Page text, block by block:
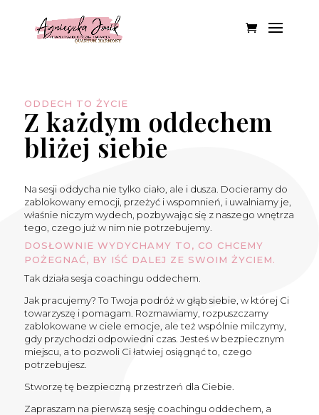
ODDECH TO ŻYCIE
Z każdym oddechem
bliżej siebie
Na sesji oddycha nie tylko ciało, ale i dusza. Docieramy do
zablokowany emocji, przeżyć i wspomnień, i uwalniamy je,
właśnie niczym wydech, pozbywając się z naszego wnętrza
tego, czego już w nim nie potrzebujemy.
DOSŁOWNIE WYDYCHAMY TO, CO CHCEMY
POŻEGNAĆ, BY IŚĆ DALEJ ZE SWOIM ŻYCIEM.
Tak działa sesja coachingu oddechem.
Jak pracujemy? To Twoja podróż w głąb siebie, w której Ci
towarzyszę i pomagam. Rozmawiamy, rozpuszczamy
zablokowane w ciele emocje, ale też wspólnie milczymy,
gdy przychodzi odpowiedni czas. Jesteś w bezpiecznym
miejscu, a to pozwoli Ci łatwiej osiągnąć to, czego
potrzebujesz.
Stworzę tę bezpieczną przestrzeń dla Ciebie.
Zapraszam na pierwszą sesję coachingu oddechem, a